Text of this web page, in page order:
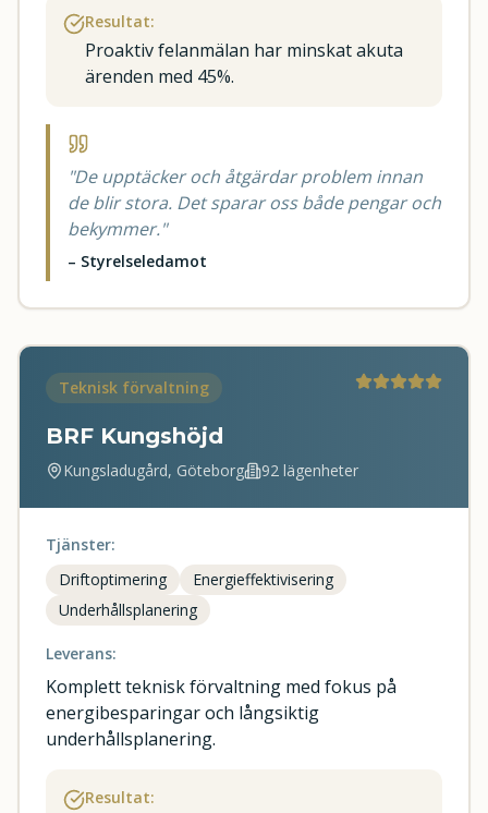
Resultat:
Proaktiv felanmälan har minskat akuta
ärenden med 45%.
"De upptäcker och åtgärdar problem innan
de blir stora. Det sparar oss både pengar och
bekymmer."
– Styrelseledamot
Teknisk förvaltning
BRF Kungshöjd
Kungsladugård, Göteborg 92 lägenheter
Tjänster:
Driftoptimering
Energieffektivisering
Underhållsplanering
Leverans:
Komplett teknisk förvaltning med fokus på
energibesparingar och långsiktig
underhållsplanering.
Resultat: